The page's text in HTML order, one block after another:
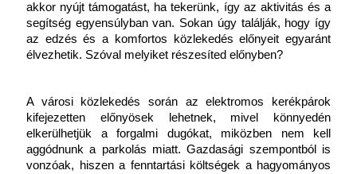
akkor nyújt támogatást, ha tekerünk, így az aktivitás és a
segítség egyensúlyban van. Sokan úgy találják, hogy így
az edzés és a komfortos közlekedés előnyeit egyaránt
élvezhetik. Szóval melyiket részesíted előnyben?
A városi közlekedés során az elektromos kerékpárok
kifejezetten előnyösek lehetnek, mivel könnyedén
elkerülhetjük a forgalmi dugókat, miközben nem kell
aggódnunk a parkolás miatt. Gazdasági szempontból is
vonzóak, hiszen a fenntartási költségek a hagyományos